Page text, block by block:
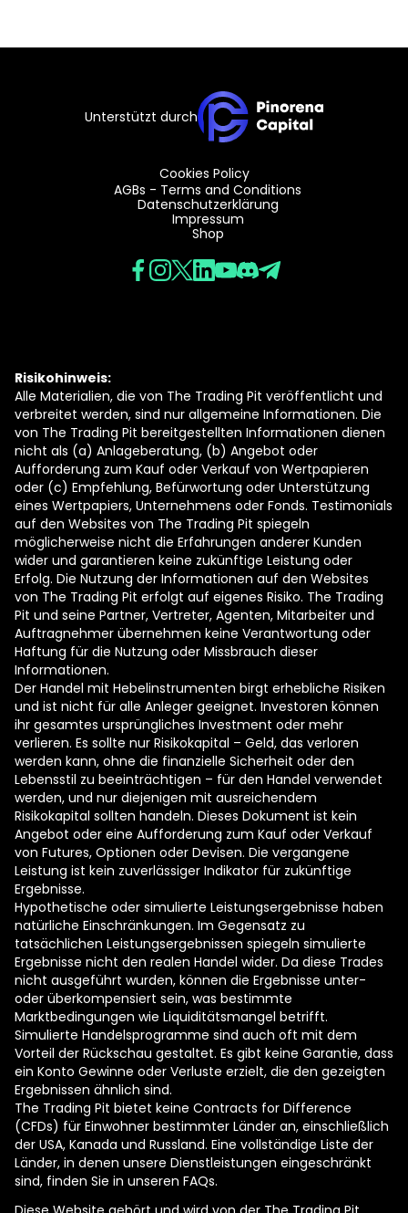
Unterstützt durch
Cookies Policy
AGBs - Terms and Conditions
Datenschutzerklärung
Impressum
Shop
Risikohinweis:
Alle Materialien, die von The Trading Pit veröffentlicht und
verbreitet werden, sind nur allgemeine Informationen. Die
von The Trading Pit bereitgestellten Informationen dienen
nicht als (a) Anlageberatung, (b) Angebot oder
Aufforderung zum Kauf oder Verkauf von Wertpapieren
oder (c) Empfehlung, Befürwortung oder Unterstützung
eines Wertpapiers, Unternehmens oder Fonds. Testimonials
auf den Websites von The Trading Pit spiegeln
möglicherweise nicht die Erfahrungen anderer Kunden
wider und garantieren keine zukünftige Leistung oder
Erfolg. Die Nutzung der Informationen auf den Websites
von The Trading Pit erfolgt auf eigenes Risiko. The Trading
Pit und seine Partner, Vertreter, Agenten, Mitarbeiter und
Auftragnehmer übernehmen keine Verantwortung oder
Haftung für die Nutzung oder Missbrauch dieser
Informationen.
Der Handel mit Hebelinstrumenten birgt erhebliche Risiken
und ist nicht für alle Anleger geeignet. Investoren können
ihr gesamtes ursprüngliches Investment oder mehr
verlieren. Es sollte nur Risikokapital – Geld, das verloren
werden kann, ohne die finanzielle Sicherheit oder den
Lebensstil zu beeinträchtigen – für den Handel verwendet
werden, und nur diejenigen mit ausreichendem
Risikokapital sollten handeln. Dieses Dokument ist kein
Angebot oder eine Aufforderung zum Kauf oder Verkauf
von Futures, Optionen oder Devisen. Die vergangene
Leistung ist kein zuverlässiger Indikator für zukünftige
Ergebnisse.
Hypothetische oder simulierte Leistungsergebnisse haben
natürliche Einschränkungen. Im Gegensatz zu
tatsächlichen Leistungsergebnissen spiegeln simulierte
Ergebnisse nicht den realen Handel wider. Da diese Trades
nicht ausgeführt wurden, können die Ergebnisse unter-
oder überkompensiert sein, was bestimmte
Marktbedingungen wie Liquiditätsmangel betrifft.
Simulierte Handelsprogramme sind auch oft mit dem
Vorteil der Rückschau gestaltet. Es gibt keine Garantie, dass
ein Konto Gewinne oder Verluste erzielt, die den gezeigten
Ergebnissen ähnlich sind.
The Trading Pit bietet keine Contracts for Difference
(CFDs) für Einwohner bestimmter Länder an, einschließlich
der USA, Kanada und Russland. Eine vollständige Liste der
Länder, in denen unsere Dienstleistungen eingeschränkt
sind, finden Sie in unseren FAQs.